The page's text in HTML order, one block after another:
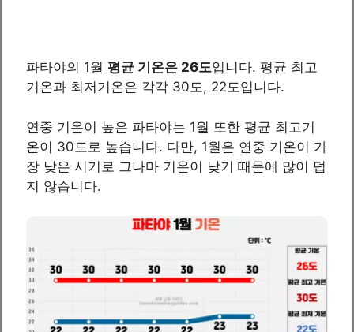
파타야의 1월 평균 기온은 26도입니다. 평균 최고
기온과 최저기온은 각각 30도, 22도입니다.
연중 기온이 높은 파타야는 1월 또한 평균 최고기
온이 30도로 높습니다. 다만, 1월은 연중 기온이 가
장 낮은 시기로 그나마 기온이 낮기 때문에 많이 덥
지 않습니다.